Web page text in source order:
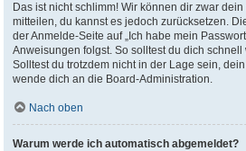
Das ist nicht schlimm! Wir können dir zwar
mitteilen, du kannst es jedoch zurücksetzen.
der Anmelde-Seite auf „Ich habe mein
Anweisungen folgst. So solltest du dich
Solltest du trotzdem nicht in der Lage sein,
wende dich an die Board-Administration.
Nach oben
Warum werde ich automatisch abgemeldet?